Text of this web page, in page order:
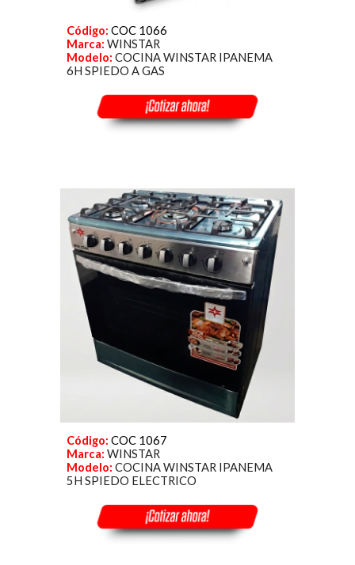
Código: COC 1066
Marca:WINSTAR
Modelo:COCINA WINSTAR IPANEMA
6H SPIEDO A GAS
Código: COC 1067
Marca:WINSTAR
Modelo:COCINA WINSTAR IPANEMA
5H SPIEDO ELECTRICO